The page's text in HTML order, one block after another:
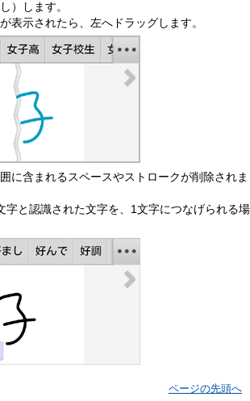
）します。
表示されたら、左へドラッグします。
に含まれるスペースやストロークが削除されま
字と認識された文字を、1文字につなげられる場
ページの先頭へ